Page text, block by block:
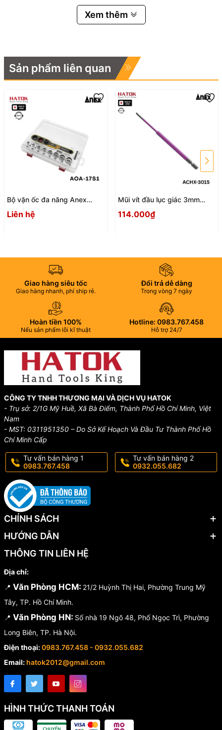
Xem thêm
Sản phẩm liên quan
Bộ vặn ốc đa năng Anex
AOA-17S1 Nhật Bản
Liên hệ
Mũi vít đầu lục giác 3mm
114.000₫
Giao hàng siêu tốc
Giao hàng nhanh, phí ship rẻ.
Đổi trả dễ dàng
Trong vòng 7 ngày
Hoàn tiền 100%
Nếu sản phẩm lỗi kĩ thuật
Hotline: 0983.767.458
Hỗ trợ 24/7
CÔNG TY TNHH THƯƠNG MẠI VÀ DỊCH VỤ HATOK
- Trụ sở: 2/1G Mỹ Huề, Xã Bà Điểm, Thành Phố Hồ Chí Minh, Việt
Nam
- MST: 0311951350 – Do Sở Kế Hoạch Và Đầu Tư Thành Phố Hồ
Chí Minh Cấp
Tư vấn bán hàng 1
0983.767.458
Tư vấn bán hàng 2
0932.055.682
CHÍNH SÁCH
HƯỚNG DẪN
THÔNG TIN LIÊN HỆ
Địa chỉ:
📍 Văn Phòng HCM: 21/2 Huỳnh Thị Hai, Phường Trung Mỹ
Tây, TP. Hồ Chí Minh.
📍 Văn Phòng HN: Số nhà 19 Ngõ 48, Phố Ngọc Trì, Phường
Long Biên, TP. Hà Nội.
Điện thoại:0983.767.458 - 0932.055.682
Email: hatok2012@gmail.com
HÌNH THỨC THANH TOÁN